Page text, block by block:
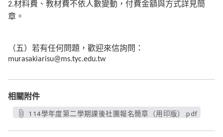
2.材料費、教材費不依人數變動，付費金額與方式詳見簡
章。
（五）若有任何問題，歡迎來信詢問：
murasakiarisu@ms.tyc.edu.tw
相關附件
114學年度第二學期課後社團報名簡章（用印版）.pdf